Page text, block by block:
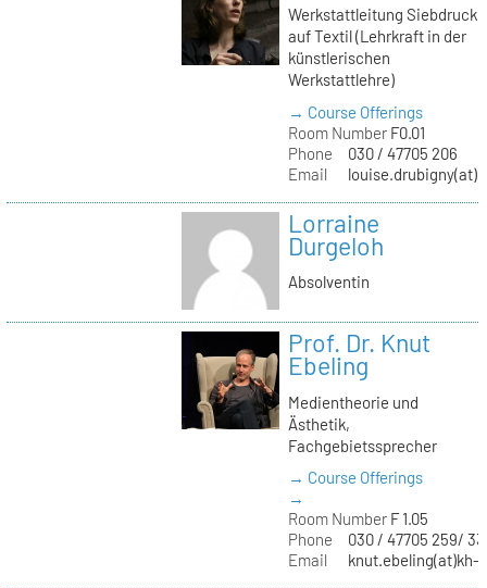
Werkstattleitung Siebdruck
auf Textil (Lehrkraft in der
künstlerischen
Werkstattlehre)
→ Course Offerings
Room NumberF0.01
Phone
030 / 47705 206
Email
Lorraine
Durgeloh
Absolventin
Prof. Dr. Knut
Ebeling
Medientheorie und
Ästhetik,
Fachgebietssprecher
→ Course Offerings
→
Room NumberF 1.05
Phone
030 / 47705 259/
Email
knut.ebeling(at)kh-